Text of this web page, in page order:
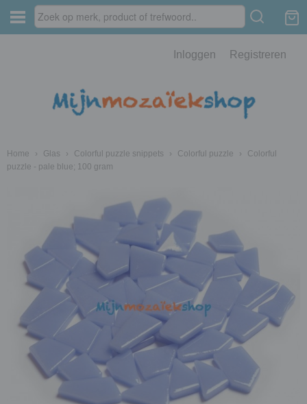
Inloggen Registreren
Home › Glas › Colorful puzzle snippets › Colorful puzzle ›
Colorful
puzzle - pale blue; 100 gram